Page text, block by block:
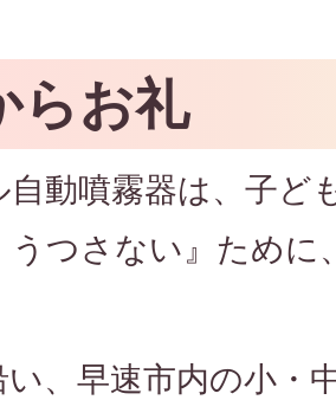
らお礼
自動噴霧器は、子ど
うつさない』ために
い、早速市内の小・